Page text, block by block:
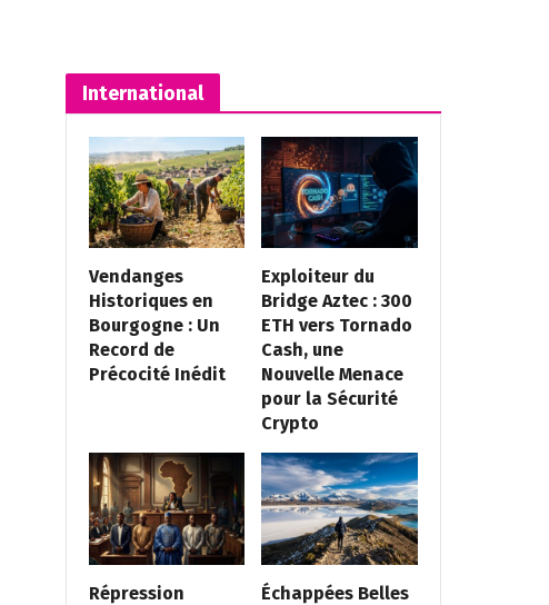
International
Vendanges
Historiques en
Bourgogne : Un
Record de
Précocité Inédit
Exploiteur du
Bridge Aztec : 300
ETH vers Tornado
Cash, une
Nouvelle Menace
pour la Sécurité
Crypto
Répression
Échappées Belles